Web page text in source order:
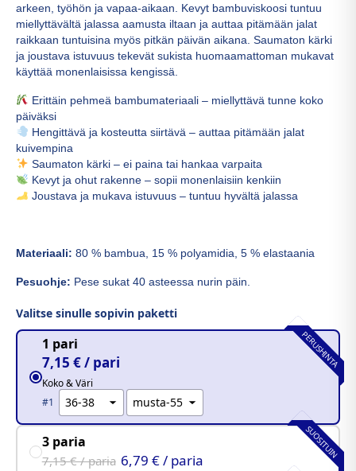
arkeen, työhön ja vapaa-aikaan. Kevyt bambuviskoosi tuntuu
miellyttävältä jalassa aamusta iltaan ja auttaa pitämään jalat
raikkaan tuntuisina myös pitkän päivän aikana. Saumaton kärki
ja joustava istuvuus tekevät sukista huomaamattoman mukavat
käyttää monenlaisissa kengissä.
Erittäin pehmeä bambumateriaali – miellyttävä tunne koko
päiväksi
Hengittävä ja kosteutta siirtävä – auttaa pitämään jalat
kuivempina
Saumaton kärki – ei paina tai hankaa varpaita
Kevyt ja ohut rakenne – sopii monenlaisiin kenkiin
Joustava ja mukava istuvuus – tuntuu hyvältä jalassa
Materiaali: 80 % bambua, 15 % polyamidia, 5 % elastaania
Pesuohje: Pese sukat 40 asteessa nurin päin.
Valitse sinulle sopivin paketti
PERUSHINTA
1 pari
7,15 € / pari
Koko & Väri
#1
SUOSITUIN
3 paria
7,15 € / paria 6,79 € / paria